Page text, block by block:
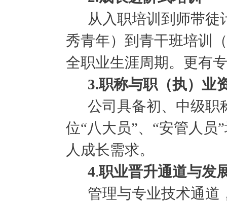
从入职培训到师带徒
秀青年）到 青干班培训
全职业生涯周期。更有
3.职称与职（执）业
公司具备初、中级职
位“八大员”、“安管人
人成长需求。
4.职业晋升通道与发
管理与专业技术通道